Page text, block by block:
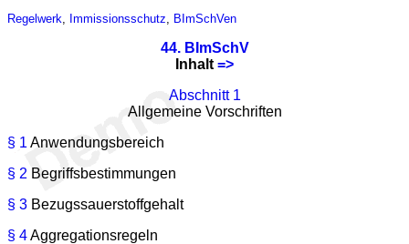
Regelwerk Immissionsschutz BImSchVen
44. BImSchV
Inhalt =>
Abschnitt 1
Allgemeine Vorschriften
§ 1 Anwendungsbereich
§ 2 Begriffsbestimmungen
§ 3 Bezugssauerstoffgehalt
§ 4Aggregationsregeln